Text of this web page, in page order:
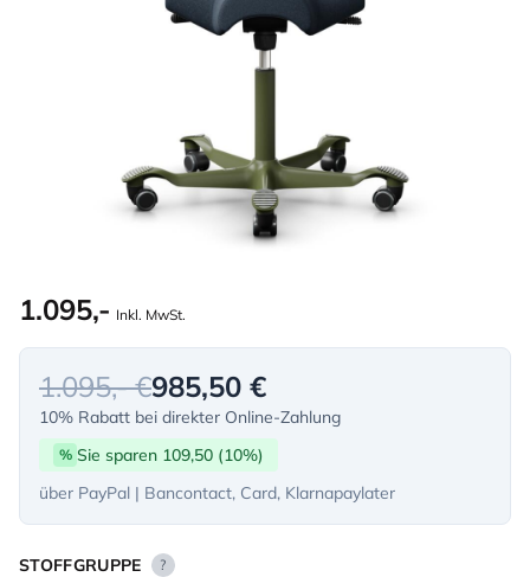
1.095,- Inkl. MwSt.
1.095,- €985,50 €
10% Rabatt bei direkter Online-Zahlung
% Sie sparen 109,50 (10%)
über PayPal | Bancontact, Card, Klarnapaylater
STOFFGRUPPE ?